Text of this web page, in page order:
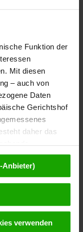
Funktion der
Mit diesen
– auch von
Daten
Gerichtshof
daher das
(z.B. Google,
zu Kontroll- und
dagegen keine
stehen. Mit
werden
Anbieter)
verwenden